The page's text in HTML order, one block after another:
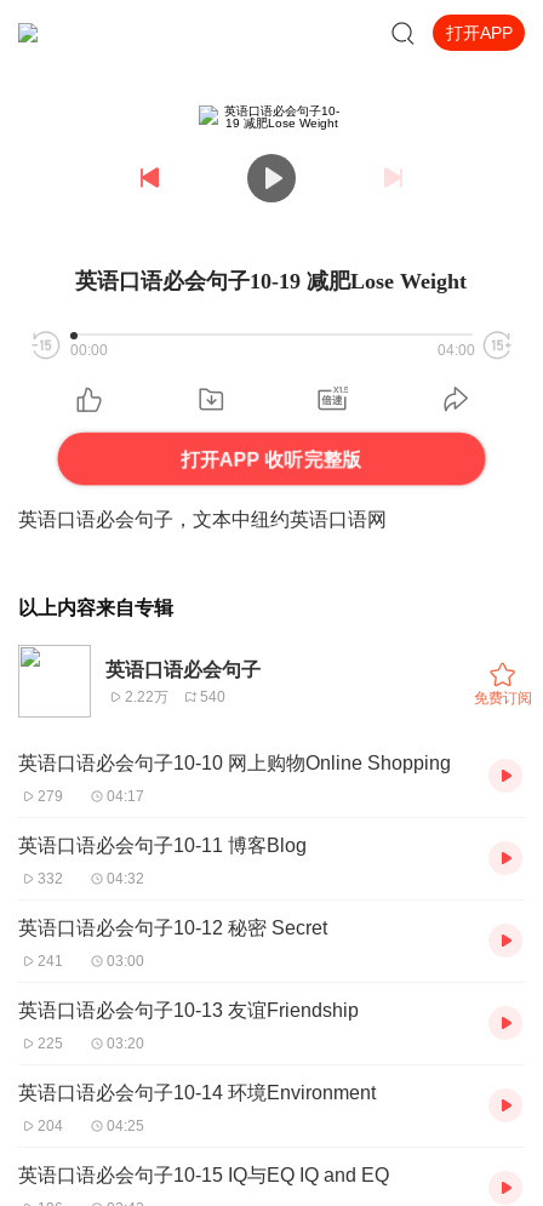
打开APP
英语口语必会句子10-19 减肥Lose Weight
00:00 04:00
打开APP 收听完整版
英语口语必会句子，文本中纽约英语口语网
以上内容来自专辑
英语口语必会句子
2.22万 540 免费订阅
英语口语必会句子10-10 网上购物Online Shopping
279 04:17
英语口语必会句子10-11 博客Blog
332 04:32
英语口语必会句子10-12 秘密 Secret
241 03:00
英语口语必会句子10-13 友谊Friendship
225 03:20
英语口语必会句子10-14 环境Environment
204 04:25
英语口语必会句子10-15 IQ与EQ IQ and EQ